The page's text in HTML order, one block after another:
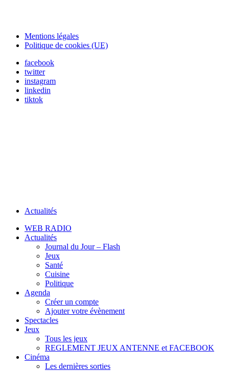
Mentions légales
Politique de cookies (UE)
facebook
twitter
instagram
linkedin
tiktok
Actualités
WEB RADIO
Actualités
Journal du Jour – Flash
Jeux
Santé
Cuisine
Politique
Agenda
Créer un compte
Ajouter votre évènement
Spectacles
Jeux
Tous les jeux
REGLEMENT JEUX ANTENNE et FACEBOOK
Cinéma
Les dernières sorties